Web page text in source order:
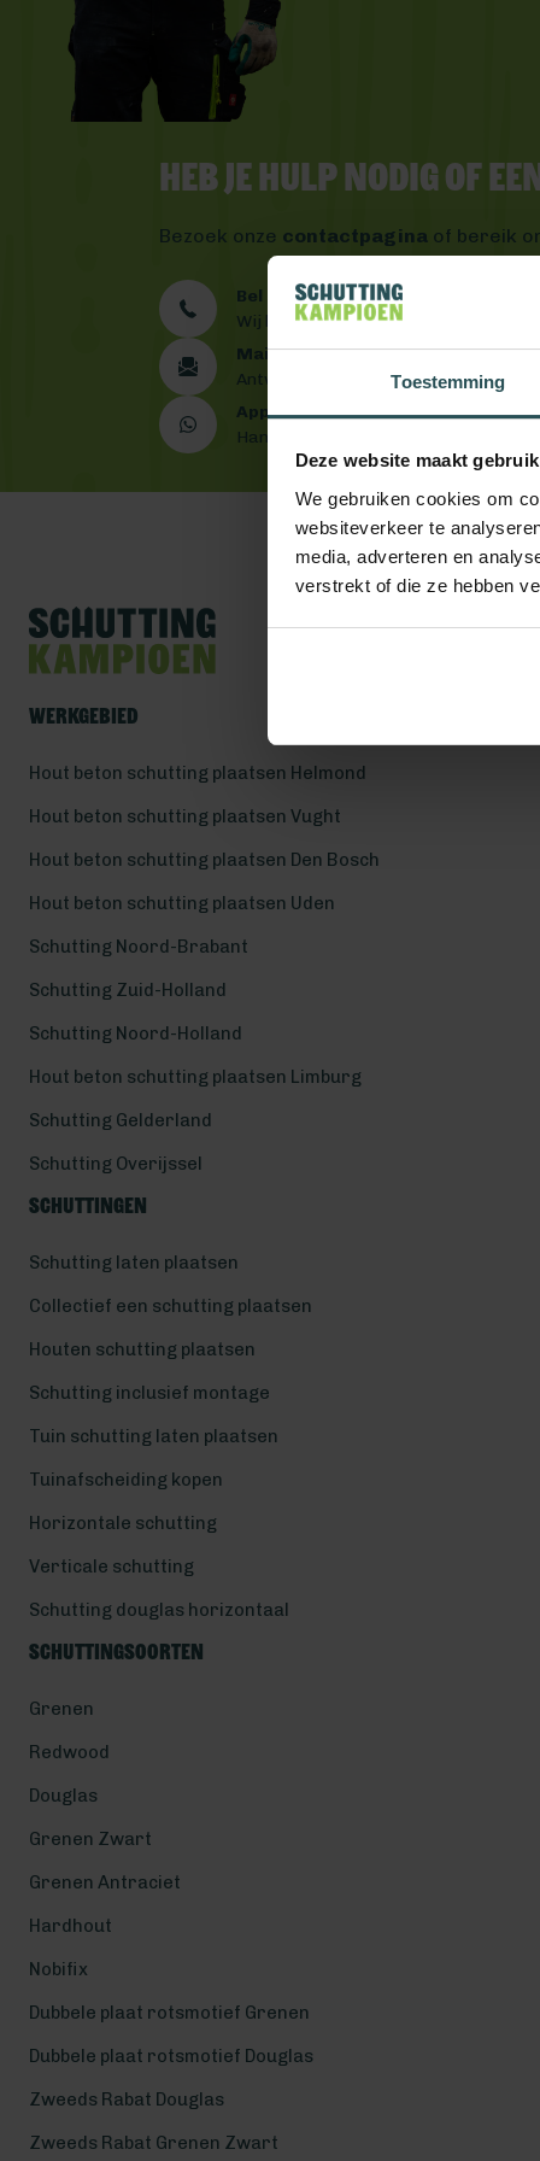
Toestemming
Deze website maakt
We gebruiken cookies om
websiteverkeer te
media, adverteren en
verstrekt of die ze hebben
Heb je hulp nodig of
Bezoek onze contactpagina of bereik
Bel ons 0492 - 313 008
Wij helpen je graag verder
Mail ons
Antwoord binnen één werkdag
App ons
Handig toch?
Werkgebied
Hout beton schutting plaatsen Helmond
Hout beton schutting plaatsen Vught
Hout beton schutting plaatsen Den Bosch
Hout beton schutting plaatsen Uden
Schutting Noord-Brabant
Schutting Zuid-Holland
Schutting Noord-Holland
Hout beton schutting plaatsen Limburg
Schutting Gelderland
Schutting Overijssel
Schuttingen
Schutting laten plaatsen
Collectief een schutting plaatsen
Houten schutting plaatsen
Schutting inclusief montage
Tuin schutting laten plaatsen
Tuinafscheiding kopen
Horizontale schutting
Verticale schutting
Schutting douglas horizontaal
Schuttingsoorten
Grenen
Redwood
Douglas
Grenen Zwart
Grenen Antraciet
Hardhout
Nobifix
Dubbele plaat rotsmotief Grenen
Dubbele plaat rotsmotief Douglas
Zweeds Rabat Douglas
Zweeds Rabat Grenen Zwart